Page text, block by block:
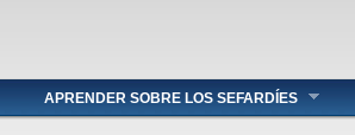
APRENDER SOBRE LOS SEFARDÍES